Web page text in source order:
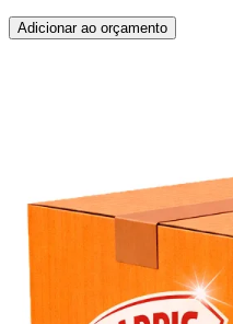
Adicionar ao orçamento